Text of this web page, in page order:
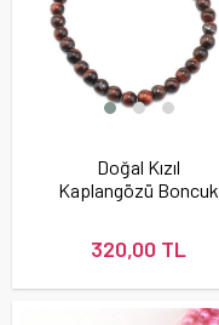
Doğal Kızıl
Kaplangözü Boncuk
320,00 TL